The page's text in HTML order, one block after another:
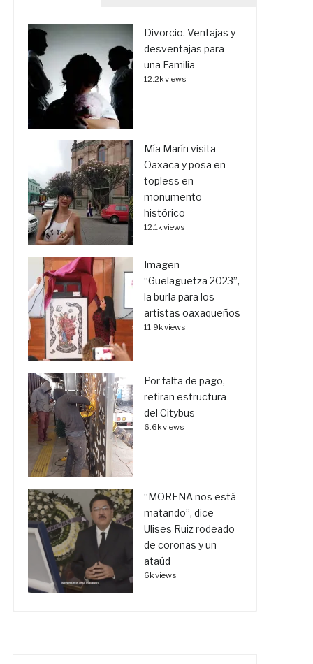
Divorcio. Ventajas y
desventajas para
una Familia
12.2k views
Mía Marín visita
Oaxaca y posa en
topless en
monumento
histórico
12.1k views
Imagen
“Guelaguetza 2023”,
la burla para los
artistas oaxaqueños
11.9k views
Por falta de pago,
retiran estructura
del Citybus
6.6k views
“MORENA nos está
matando”, dice
Ulises Ruiz rodeado
de coronas y un
ataúd
6k views